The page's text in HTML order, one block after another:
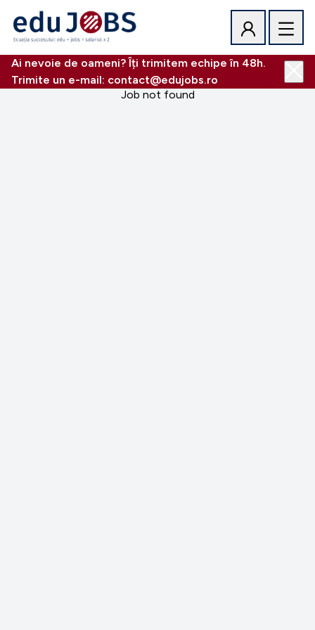
Ai nevoie de oameni? Îți trimitem echipe în 48h.
Trimite un e-mail: contact@edujobs.ro
Job not found